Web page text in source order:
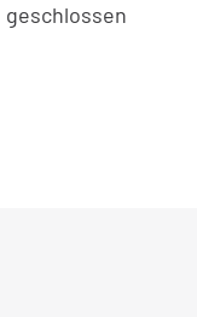
geschlossen